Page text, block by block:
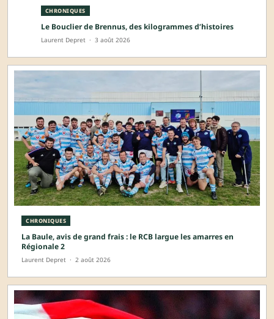
CHRONIQUES
Le Bouclier de Brennus, des kilogrammes d’histoires
Laurent Depret · 3 août 2026
CHRONIQUES
La Baule, avis de grand frais : le RCB largue les amarres en
Régionale 2
Laurent Depret · 2 août 2026